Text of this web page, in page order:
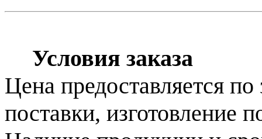
Условия заказа
Цена предоставляется
поставки, изготовление